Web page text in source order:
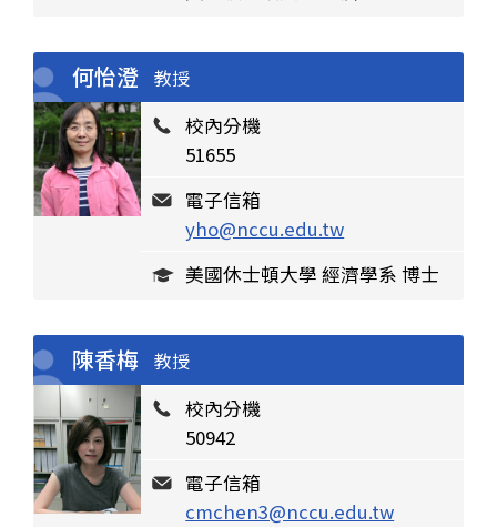
何怡澄 教授
校內分機
51655
電子信箱
yho@nccu.edu.tw
美國休士頓大學 經濟學系 博士
陳香梅 教授
校內分機
50942
電子信箱
cmchen3@nccu.edu.tw